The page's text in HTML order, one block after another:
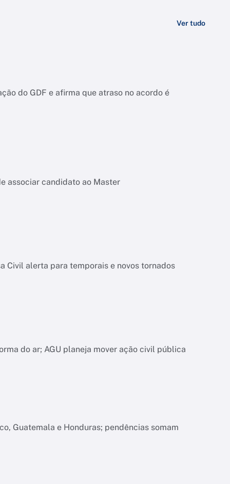
Ver tudo
do GDF e afirma que atraso no acordo é
associar candidato ao Master
Civil alerta para temporais e novos tornados
do ar; AGU planeja mover ação civil pública
Guatemala e Honduras; pendências somam